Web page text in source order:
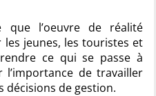
que l’oeuvre de réalité
jeunes, les touristes et
ce qui se passe à
de travailler
décisions de gestion.